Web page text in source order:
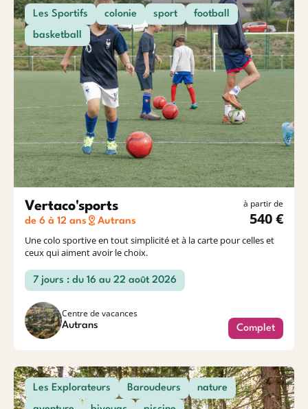
Les Sportifs colonie sport football
basketball
Vertaco'sports
de 6 à 12 ans Autrans
à partir de
540 €
Une colo sportive en tout simplicité et à la carte pour celles et
ceux qui aiment avoir le choix.
7 jours : du 16 au 22 août 2026
Centre de vacances
Autrans Complet
Les Explorateurs Baroudeurs nature